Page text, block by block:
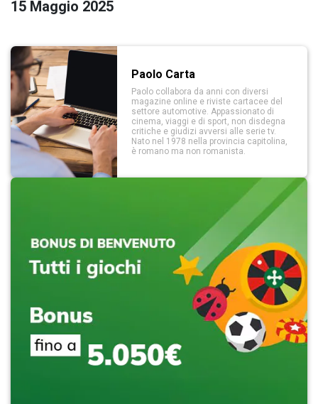
15 Maggio 2025
Paolo Carta
Paolo collabora da anni con diversi
magazine online e riviste cartacee del
settore automotive. Appassionato di
cinema, viaggi e di sport, non disdegna
critiche e giudizi avversi alle serie tv.
Nato nel 1978 nella provincia capitolina,
è romano ma non romanista.